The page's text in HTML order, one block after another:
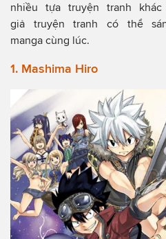
nhiều tựa truyện tranh
giả truyện tranh có thể
manga cùng lúc.
1. Mashima Hiro